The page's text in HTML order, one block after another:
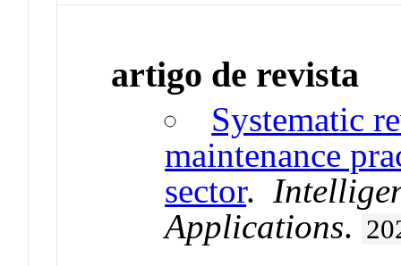
artigo de revista
Systematic
maintenance
sector.
Applications.